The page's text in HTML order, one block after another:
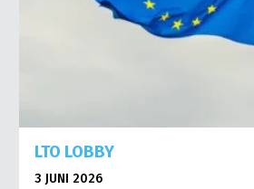
LTO LOBBY
3 JUNI 2026